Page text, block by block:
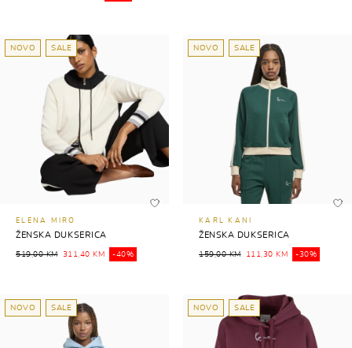
NOVO SALE
ELENA MIRO
ŽENSKA DUKSERICA
519,00 KM 311,40 KM -40%
NOVO SALE
KARL KANI
ŽENSKA DUKSERICA
159,00 KM 111,30 KM -30%
NOVO SALE NOVO SALE